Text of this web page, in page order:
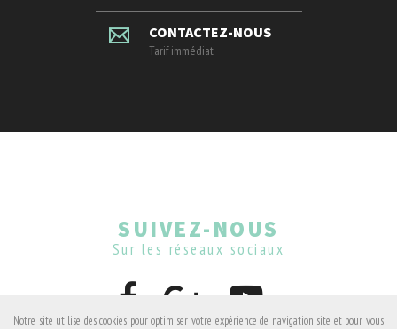
CONTACTEZ-NOUS
Tarif immédiat
SUIVEZ-NOUS
Sur les réseaux sociaux
Notre site utilise des cookies pour optimiser votre expérience de navigation site et pour vous